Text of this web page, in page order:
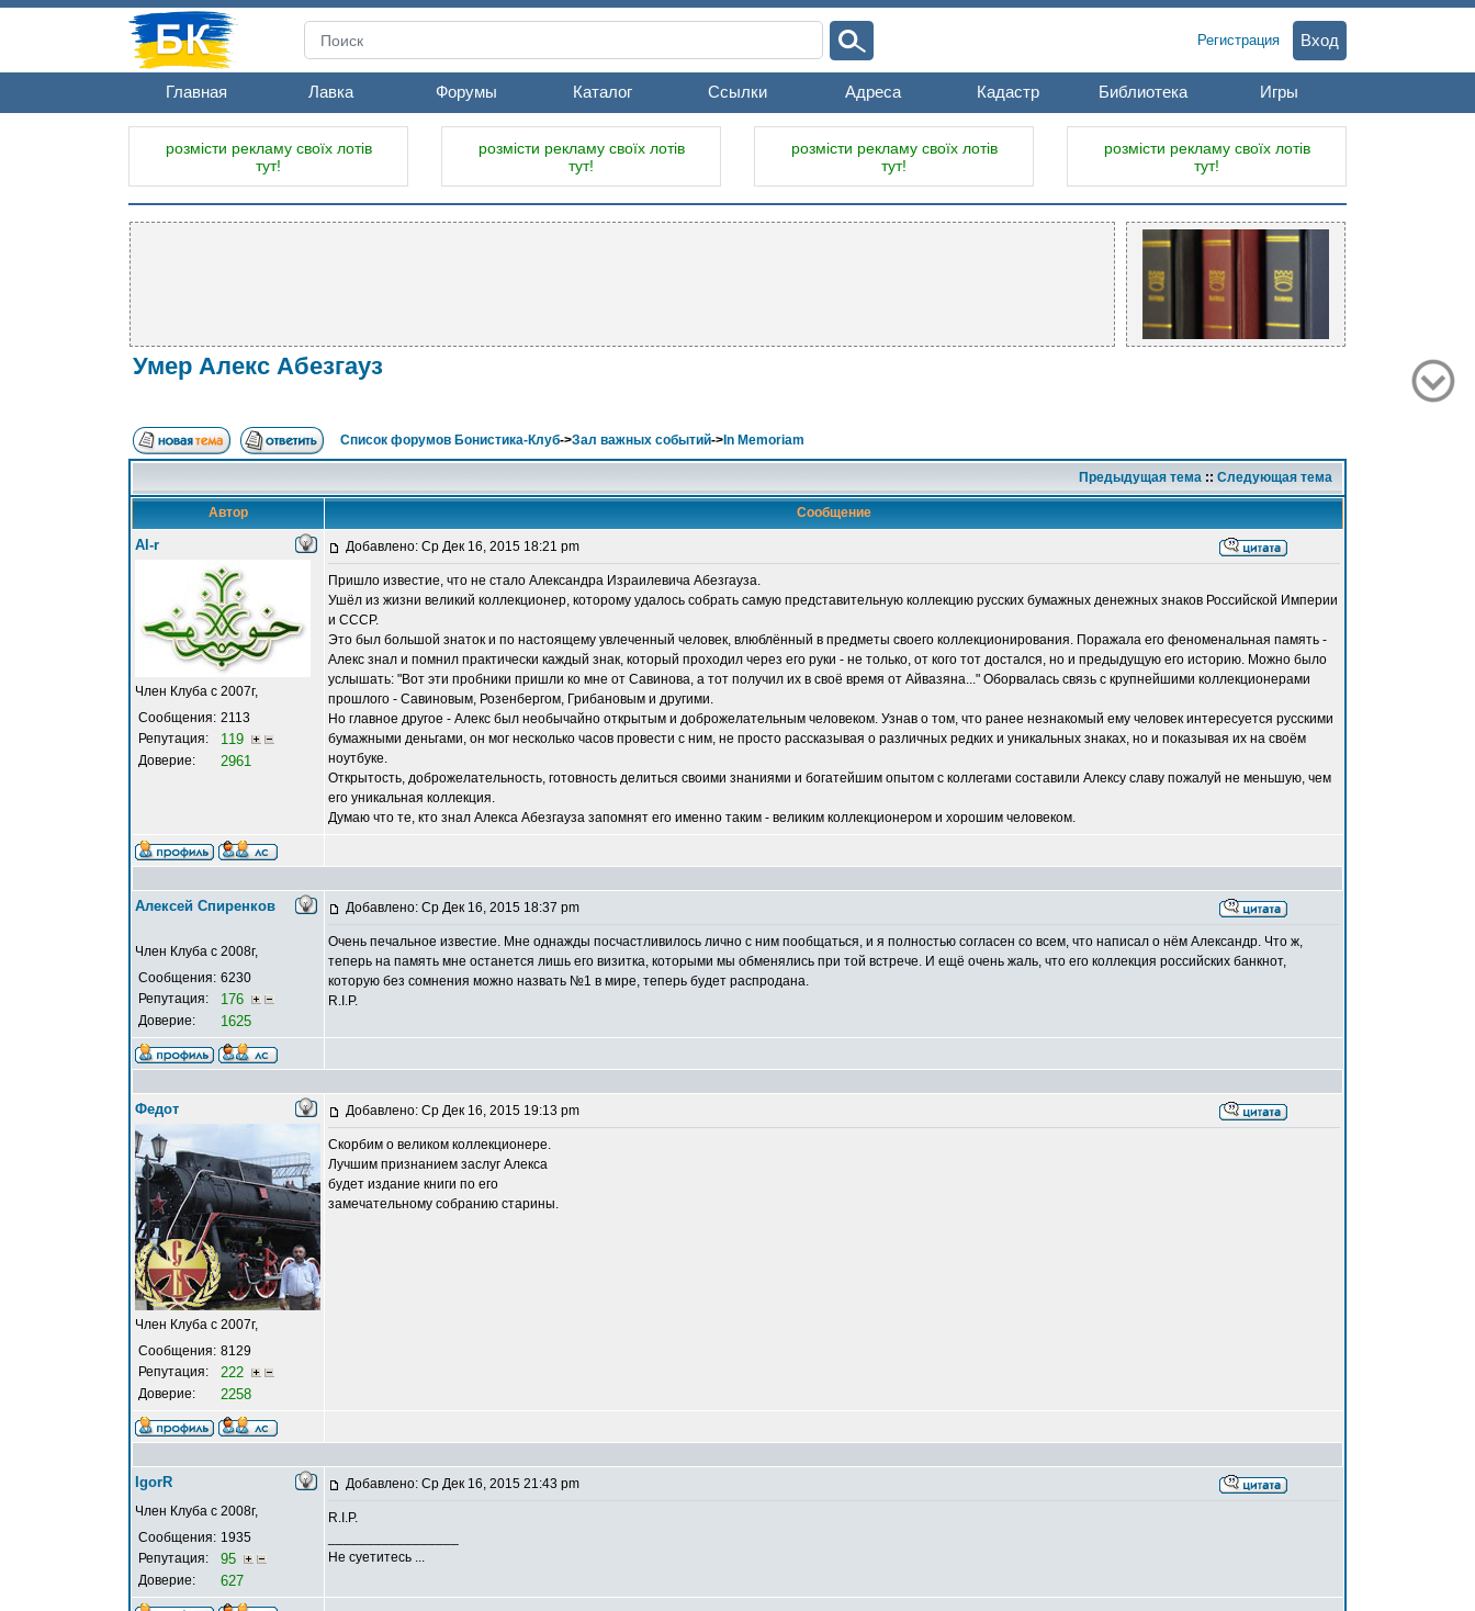
Регистрация Вход
Главная Лавка Форумы Каталог Ссылки Адреса Кадастр Библиотека Игры
розмісти рекламу своїх лотів
тут!
розмісти рекламу своїх лотів
тут!
розмісти рекламу своїх лотів
тут!
розмісти рекламу своїх лотів
тут!
Умер Алекс Абезгауз
Список форумов Бонистика-Клуб->Зал важных событий-> In Memoriam
Предыдущая тема :: Следующая тема
Автор Сообщение
Al-r
Член Клуба с 2007г,
Сообщения: 2113
Репутация:
119
Доверие: 2961
Добавлено: Ср Дек 16, 2015 18:21 pm
Пришло известие, что не стало Александра Израилевича Абезгауза.
Ушёл из жизни великий коллекционер, которому удалось собрать самую представительную коллекцию русских бумажных денежных знаков Российской Империи
и СССР.
Это был большой знаток и по настоящему увлеченный человек, влюблённый в предметы своего коллекционирования. Поражала его феноменальная память -
Алекс знал и помнил практически каждый знак, который проходил через его руки - не только, от кого тот достался, но и предыдущую его историю. Можно было
услышать: "Вот эти пробники пришли ко мне от Савинова, а тот получил их в своё время от Айвазяна..." Оборвалась связь с крупнейшими коллекционерами
прошлого - Савиновым, Розенбергом, Грибановым и другими.
Но главное другое - Алекс был необычайно открытым и доброжелательным человеком. Узнав о том, что ранее незнакомый ему человек интересуется русскими
бумажными деньгами, он мог несколько часов провести с ним, не просто рассказывая о различных редких и уникальных знаках, но и показывая их на своём
ноутбуке.
Открытость, доброжелательность, готовность делиться своими знаниями и богатейшим опытом с коллегами составили Алексу славу пожалуй не меньшую, чем
его уникальная коллекция.
Думаю что те, кто знал Алекса Абезгауза запомнят его именно таким - великим коллекционером и хорошим человеком.
Алексей Спиренков
Член Клуба с 2008г,
Сообщения: 6230
Репутация:
176
Доверие: 1625
Добавлено: Ср Дек 16, 2015 18:37 pm
Очень печальное известие. Мне однажды посчастливилось лично с ним пообщаться, и я полностью согласен со всем, что написал о нём Александр. Что ж,
теперь на память мне останется лишь его визитка, которыми мы обменялись при той встрече. И ещё очень жаль, что его коллекция российских банкнот,
которую без сомнения можно назвать №1 в мире, теперь будет распродана.
R.I.P.
Федот
Член Клуба с 2007г,
Сообщения: 8129
Репутация:
222
Доверие: 2258
Добавлено: Ср Дек 16, 2015 19:13 pm
Скорбим о великом коллекционере.
Лучшим признанием заслуг Алекса
будет издание книги по его
замечательному собранию старины.
IgorR
Член Клуба с 2008г,
Сообщения: 1935
Репутация:
95
Доверие: 627
Добавлено: Ср Дек 16, 2015 21:43 pm
R.I.P.
Не суетитесь ...